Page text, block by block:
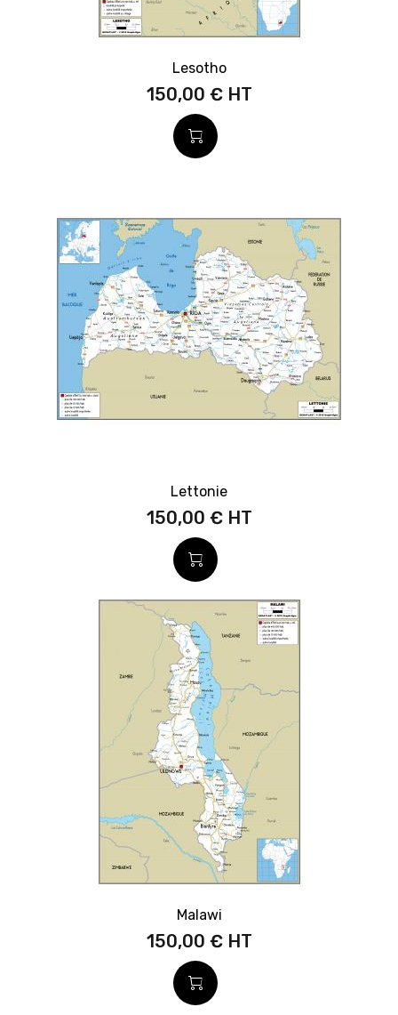
Lesotho
150,00 €
Lettonie
150,00 €
Malawi
150,00 €